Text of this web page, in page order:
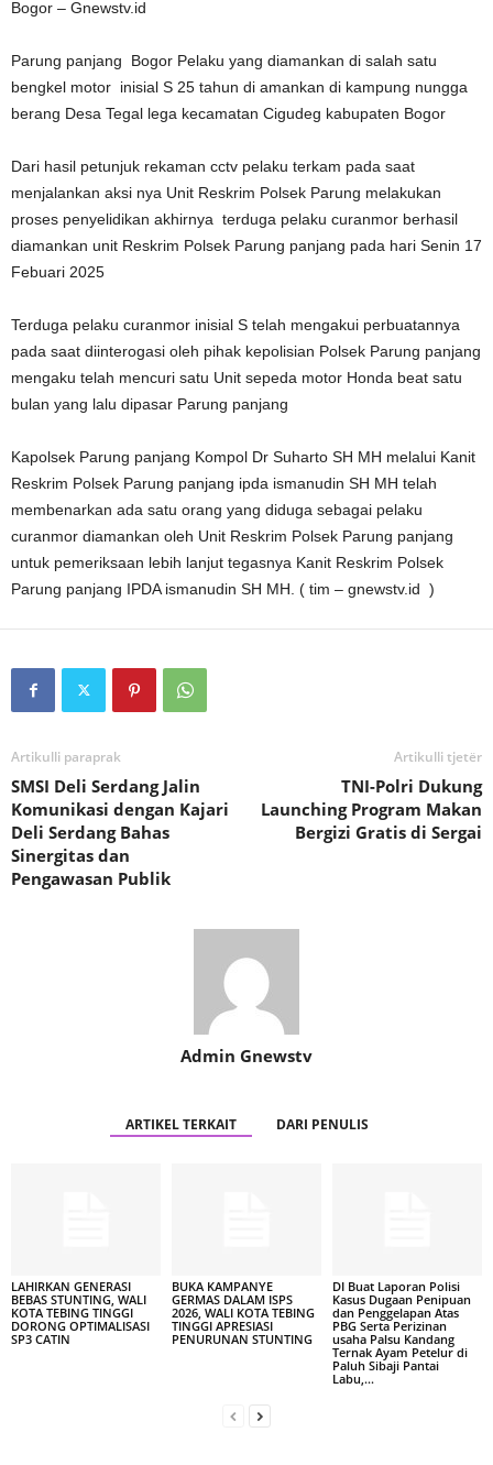
Bogor – Gnewstv.id
Parung panjang Bogor Pelaku yang diamankan di salah satu
bengkel motor inisial S 25 tahun di amankan di kampung nungga
berang Desa Tegal lega kecamatan Cigudeg kabupaten Bogor
Dari hasil petunjuk rekaman cctv pelaku terkam pada saat
menjalankan aksi nya Unit Reskrim Polsek Parung melakukan
proses penyelidikan akhirnya terduga pelaku curanmor berhasil
diamankan unit Reskrim Polsek Parung panjang pada hari Senin 17
Febuari 2025
Terduga pelaku curanmor inisial S telah mengakui perbuatannya
pada saat diinterogasi oleh pihak kepolisian Polsek Parung panjang
mengaku telah mencuri satu Unit sepeda motor Honda beat satu
bulan yang lalu dipasar Parung panjang
Kapolsek Parung panjang Kompol Dr Suharto SH MH melalui Kanit
Reskrim Polsek Parung panjang ipda ismanudin SH MH telah
membenarkan ada satu orang yang diduga sebagai pelaku
curanmor diamankan oleh Unit Reskrim Polsek Parung panjang
untuk pemeriksaan lebih lanjut tegasnya Kanit Reskrim Polsek
Parung panjang IPDA ismanudin SH MH. ( tim – gnewstv.id )
Artikulli paraprak
SMSI Deli Serdang Jalin
Komunikasi dengan Kajari
Deli Serdang Bahas
Sinergitas dan
Pengawasan Publik
Artikulli tjetër
TNI-Polri Dukung
Launching Program Makan
Bergizi Gratis di Sergai
Admin Gnewstv
ARTIKEL TERKAIT DARI PENULIS
LAHIRKAN GENERASI
BEBAS STUNTING, WALI
KOTA TEBING TINGGI
DORONG OPTIMALISASI
SP3 CATIN
BUKA KAMPANYE
GERMAS DALAM ISPS
2026, WALI KOTA TEBING
TINGGI APRESIASI
PENURUNAN STUNTING
DI Buat Laporan Polisi
Kasus Dugaan Penipuan
dan Penggelapan Atas
PBG Serta Perizinan
usaha Palsu Kandang
Ternak Ayam Petelur di
Paluh Sibaji Pantai
Labu,...